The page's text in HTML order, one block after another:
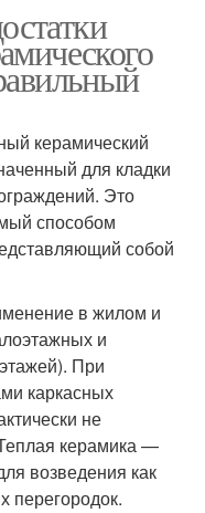
керамический
для кладки
Это
способом
собой
в жилом и
и
При
каркасных
не
керамика —
возведения как
перегородок.